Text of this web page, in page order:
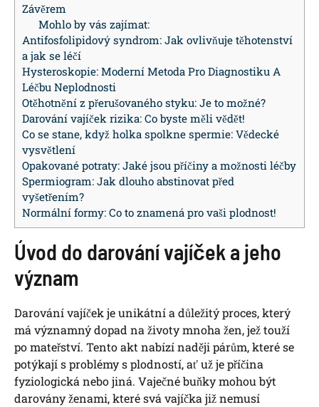
Závěrem
Mohlo by vás zajímat:
Antifosfolipidový syndrom: Jak ovlivňuje těhotenství
a jak se léčí
Hysteroskopie: Moderní Metoda Pro Diagnostiku A
Léčbu Neplodnosti
Otěhotnění z přerušovaného styku: Je to možné?
Darování vajíček rizika: Co byste měli vědět!
Co se stane, když holka spolkne spermie: Vědecké
vysvětlení
Opakované potraty: Jaké jsou příčiny a možnosti léčby
Spermiogram: Jak dlouho abstinovat před
vyšetřením?
Normální formy: Co to znamená pro vaši plodnost!
Úvod do ​darování vajíček a jeho
význam
Darování vajíček je unikátní a důležitý proces, který
má významný dopad na životy mnoha žen, jež touží
‌po mateřství. Tento akt nabízí ⁢naději⁢ párům, které ⁤se
potýkají s problémy s ⁤plodností, ať už je příčina
fyziologická nebo jiná. Vaječné buňky mohou být⁢
darovány ⁣ženami,‌ které svá vajíčka již nemusí ​